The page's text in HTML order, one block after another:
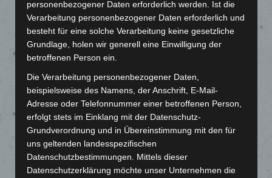
Sporthalle Ailingen
TRAINER
Dominik Delfs, Sven Sesterhenn und Axel Rank
ALTER
personenbezogener Daten erforderlich werden. Ist die
Verarbeitung personenbezogener Daten erforderlich und
besteht für eine solche Verarbeitung keine gesetzliche
Grundlage, holen wir generell eine Einwilligung der
betroffenen Person ein.
Die Verarbeitung personenbezogener Daten,
beispielsweise des Namens, der Anschrift, E-Mail-
Adresse oder Telefonnummer einer betroffenen Person,
erfolgt stets im Einklang mit der Datenschutz-
Grundverordnung und in Übereinstimmung mit den für
uns geltenden landesspezifischen
Datenschutzbestimmungen. Mittels dieser
Datenschutzerklärung möchte unser Unternehmen die